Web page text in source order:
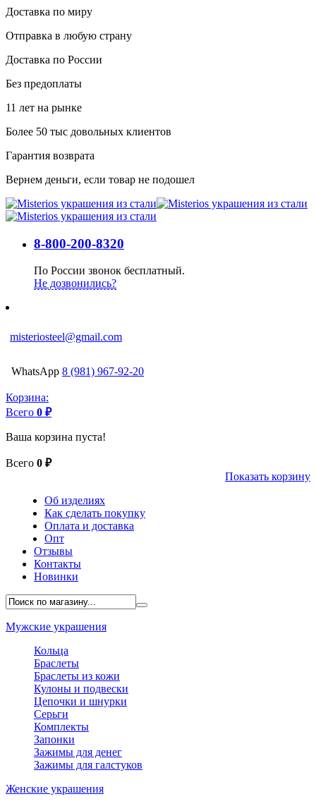
Доставка по миру
Отправка в любую страну
Доставка по России
Без предоплаты
11 лет на рынке
Более 50 тыс довольных клиентов
Гарантия возврата
Вернем деньги, если товар не подошел
8-800-200-8320
По России звонок бесплатный.
Не дозвонились?
misteriosteel@gmail.com
WhatsApp 8 (981) 967-92-20
Корзина:
Всего 0 ₽
Ваша корзина пуста!
Всего 0 ₽
Показать корзину
Об изделиях
Как сделать покупку
Оплата и доставка
Опт
Отзывы
Контакты
Новинки
Мужские украшения
Кольца
Браслеты
Браслеты из кожи
Кулоны и подвески
Цепочки и шнурки
Серьги
Комплекты
Запонки
Зажимы для денег
Зажимы для галстуков
Женские украшения